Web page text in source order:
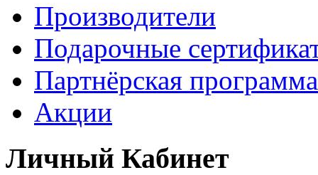
Производители
Подарочные
Партнёрская программа
Акции
Личный Кабинет